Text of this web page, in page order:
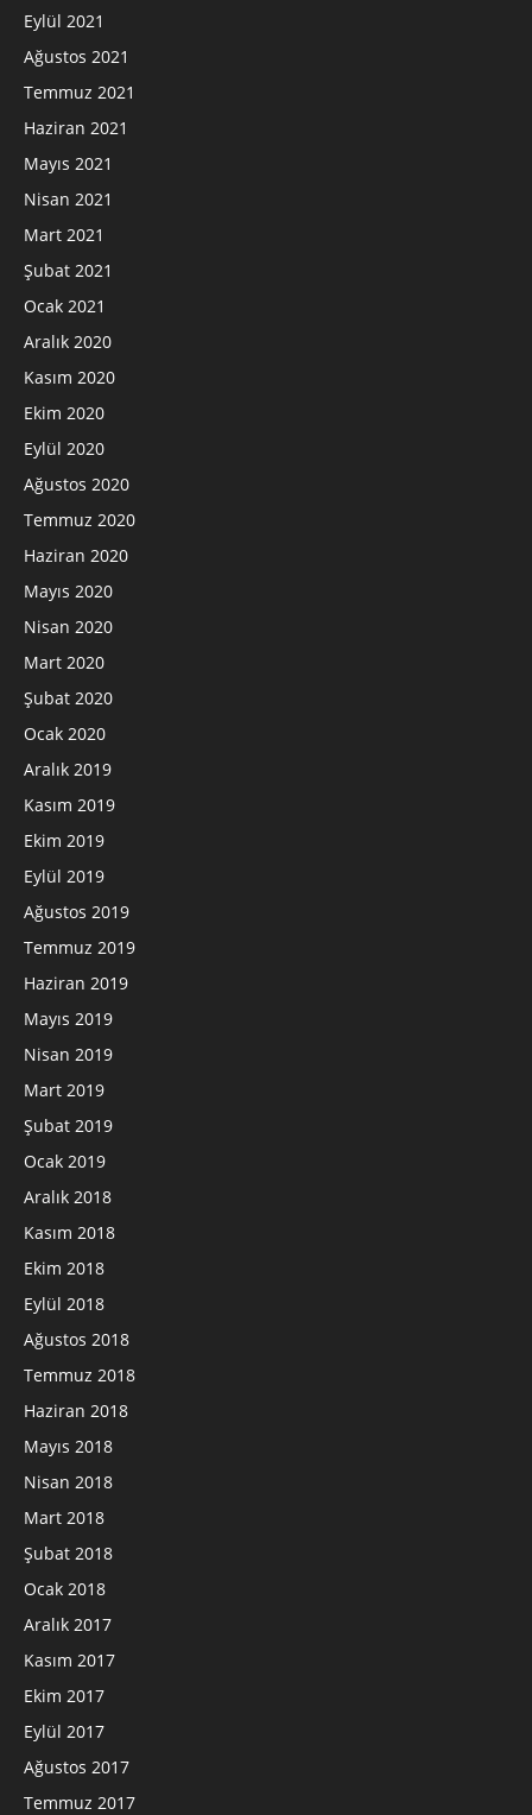
Eylül 2021
Ağustos 2021
Temmuz 2021
Haziran 2021
Mayıs 2021
Nisan 2021
Mart 2021
Şubat 2021
Ocak 2021
Aralık 2020
Kasım 2020
Ekim 2020
Eylül 2020
Ağustos 2020
Temmuz 2020
Haziran 2020
Mayıs 2020
Nisan 2020
Mart 2020
Şubat 2020
Ocak 2020
Aralık 2019
Kasım 2019
Ekim 2019
Eylül 2019
Ağustos 2019
Temmuz 2019
Haziran 2019
Mayıs 2019
Nisan 2019
Mart 2019
Şubat 2019
Ocak 2019
Aralık 2018
Kasım 2018
Ekim 2018
Eylül 2018
Ağustos 2018
Temmuz 2018
Haziran 2018
Mayıs 2018
Nisan 2018
Mart 2018
Şubat 2018
Ocak 2018
Aralık 2017
Kasım 2017
Ekim 2017
Eylül 2017
Ağustos 2017
Temmuz 2017